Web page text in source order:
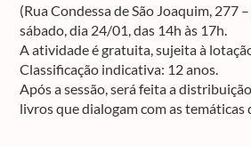
(Rua Condessa de São Joaquim, 277
sábado, dia 24/01, das 14h às 17h.
A atividade é gratuita, sujeita à
Classificação indicativa: 12 anos.
Após a sessão, será feita a
livros que dialogam com as temáticas